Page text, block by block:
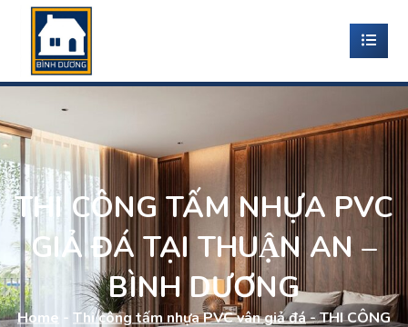
THI CÔNG TẤM NHỰA PVC
GIẢ ĐÁ TẠI THUẬN AN –
BÌNH DƯƠNG
Home - Thi công tấm nhựa PVC vân giả đá-THI CÔNG